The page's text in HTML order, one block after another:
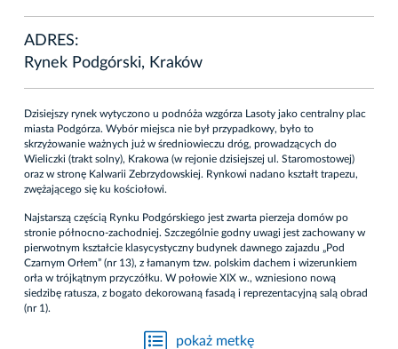
ADRES:
Rynek Podgórski, Kraków
Dzisiejszy rynek wytyczono u podnóża wzgórza Lasoty jako centralny plac
miasta Podgórza. Wybór miejsca nie był przypadkowy, było to
skrzyżowanie ważnych już w średniowieczu dróg, prowadzących do
Wieliczki (trakt solny), Krakowa (w rejonie dzisiejszej ul. Staromostowej)
oraz w stronę Kalwarii Zebrzydowskiej. Rynkowi nadano kształt trapezu,
zwężającego się ku kościołowi.
Najstarszą częścią Rynku Podgórskiego jest zwarta pierzeja domów po
stronie północno-zachodniej. Szczególnie godny uwagi jest zachowany w
pierwotnym kształcie klasycystyczny budynek dawnego zajazdu „Pod
Czarnym Orłem” (nr 13), z łamanym tzw. polskim dachem i wizerunkiem
orła w trójkątnym przyczółku. W połowie XIX w., wzniesiono nową
siedzibę ratusza, z bogato dekorowaną fasadą i reprezentacyjną salą obrad
(nr 1).
pokaż metkę